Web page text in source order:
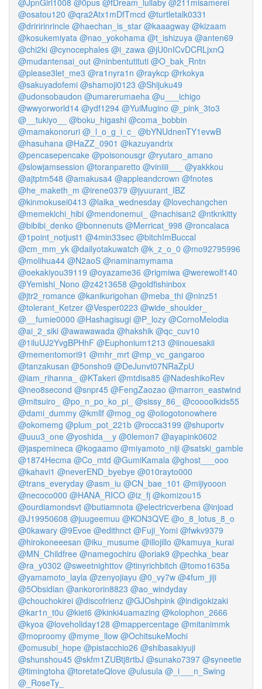
@JpnGirl1008 @0pus @fDream_lullaby @211misamerei
@osatou120 @qra2Atx1mDfTmcd @turtletalk0331
@driririnrincle @haechan_is_star @kaaagway @kizaam
@kosukemiyata @nao_yokohama @t_ishizuya @anten69
@chi2ki @cynocephales @i_zawa @jU0nICvDCRLjxnQ
@mudantensai_out @ninbentutituti @O_bak_Rntn
@please3let_me3 @ra1nyra1n @raykcp @rkokya
@sakuyadofemi @shamoji0123 @Shijuku49
@udonsobaudon @umarerumaeha @u___ichigo
@wwyorworld14 @ydf1294 @YuiMugino @_pink_3to3
@__tukiyo__
@boku_higashi @coma_bobbin
@mamakonoruri @_l_o_g_i_c_ @bYNUdnenTY1evwB
@hasuhana @HaZZ_0901 @kazuyandrix
@pencasepencake @poisonousgr @ryutaro_amano
@slowjamsession @toranparetto @viniiii___
@yakkkou
@ajtptm548 @amakusa4 @appleandcrown @fnotes
@he_maketh_m @irene0379 @jyuurant_IBZ
@kinmokusei0413 @laika_wednesday @lovechangchen
@memekichi_hibi @mendonemui_ @nachisan2 @ntknkitty
@bibibi_denko @bonnenuts @Merricat_998 @roncalaca
@1point_notjust1 @4min33sec @bitchImBuccal
@cm_mm_yk @dailyotakuwatch @k_z_o_0 @mo92795996
@molihua44 @N2aoS @naminamymama
@oekakiyou39119 @oyazame36 @rigmiwa @werewolf140
@Yemishi_Nono @z4213658 @goldfishinbox
@jtr2_romance @kanikurigohan @meba_thi @ninz51
@tolerant_Ketzer @Vesper0223 @wide_shoulder_
@__fumie0000 @Hashagisugi @P_lozy @CornoMelodia
@ai_2_siki @awawawada @hakshik @qc_cuv10
@1iluUJ2YvgBPHhF @Euphonium1213 @iinouesakii
@mementomori91 @mhr_mrt @mp_vc_gangaroo
@tanzakusan @5onsho9 @DeJunvt07NRaZpU
@iam_rihanna_ @KTakeri @mtdisa85 @NadeshikoRev
@neo8second @snpr45 @FengZaozao @marron_eastwind
@mitsuiro_
@po_n_po_ko_pi_ @sissy_86_
@coooolkids55
@dami_dummy @kmllf @mog_og @oiiogotonowhere
@okomemg @plum_pot_221b @rocca3199 @shuportv
@uuu3_one @yoshida__y @0lemon7 @ayapink0602
@jaspemineca @kogaamo @miyamoto_niji @satski_gamble
@1874Hecma @Co_mtd @GumiKamala @ghost___ooo
@kahavi1 @neverEND_byebye @010rayto000
@trans_everyday @asm_iu @CN_bae_101 @mijiyooon
@necoco000 @HANA_RICO @iz_fj @komizou15
@ourdiamondsvt @butiamnota @electricverbena @injoad
@J19950608 @juugeemuu @KON3QVE @o_8_lotus_8_o
@0kawary @9Evoe @edithnct @Fuji_Yomi @fwkv9379
@hirokoneeesan @iku_musume @illojillo @kamuya_kurai
@MN_Childfree @namegochiru @oriak9 @pechka_bear
@ra_y0302 @sweetnighttov @tinyrichbitch @tomo1635a
@yamamoto_layla @zenyojiayu @0_vy7w @4fum_jiji
@5Obsidian @ankororin8823 @ao_windyday
@chouchokirei @discofrienz @GJOshpink @indigokizaki
@kar1n_t0u @kiet6 @kinki4uamazing @kolophon_2666
@kyoa @loveholiday128 @mappercentage @mitanimmk
@moproomy @myme_llow @OchitsukeMochi
@omusubi_hope @pistacchio26 @shibasakiyuji
@shunshou45 @skfm1ZUBtj8rtbJ @sunako7397 @syneetie
@timingtoha @toretateQlove @ulusula @_i___n_Swing
@_RoseTy_